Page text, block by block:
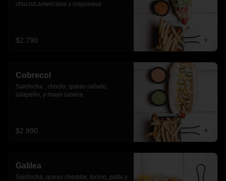
chucrut,americana y mayonesa
$2.790
Cobrecol
Salchicha , choclo, queso rallado,
jalapeño, y mayo casera
$2.990
Galilea
Salchicha, queso cheddar, tocino, palta y